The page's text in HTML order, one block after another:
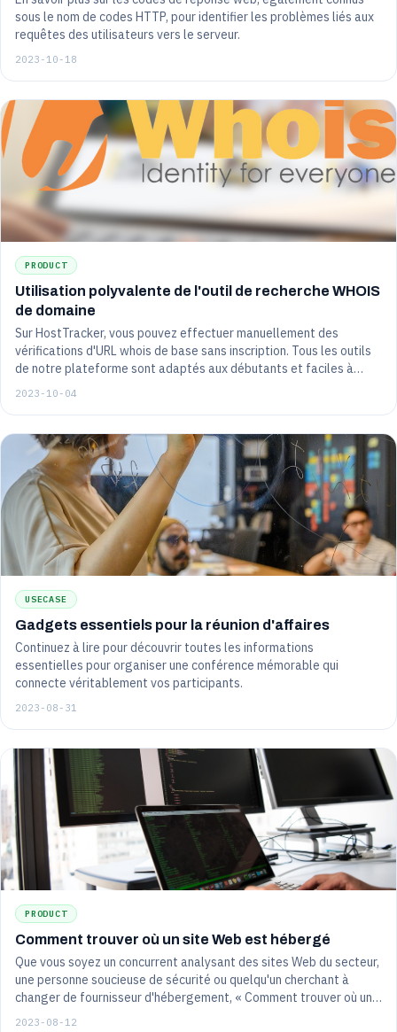
sous le nom de codes HTTP, pour identifier les problèmes liés aux
requêtes des utilisateurs vers le serveur.
2023-10-18
PRODUCT
Utilisation polyvalente de l'outil de recherche WHOIS
de domaine
Sur HostTracker, vous pouvez effectuer manuellement des
vérifications d'URL whois de base sans inscription. Tous les outils
de notre plateforme sont adaptés aux débutants et faciles à
utiliser.
2023-10-04
USECASE
Gadgets essentiels pour la réunion d'affaires
Continuez à lire pour découvrir toutes les informations
essentielles pour organiser une conférence mémorable qui
connecte véritablement vos participants.
2023-08-31
PRODUCT
Comment trouver où un site Web est hébergé
Que vous soyez un concurrent analysant des sites Web du secteur,
une personne soucieuse de sécurité ou quelqu'un cherchant à
changer de fournisseur d'hébergement, « Comment trouver où un
site Web est hébergé » est l'article qu'il vous faut.
2023-08-12